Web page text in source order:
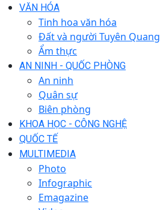
VĂN HÓA
Tinh hoa văn hóa
Đất và người Tuyên Quang
Ẩm thực
AN NINH - QUỐC PHÒNG
An ninh
Quân sự
Biên phòng
KHOA HỌC - CÔNG NGHỆ
QUỐC TẾ
MULTIMEDIA
Photo
Infographic
Emagazine